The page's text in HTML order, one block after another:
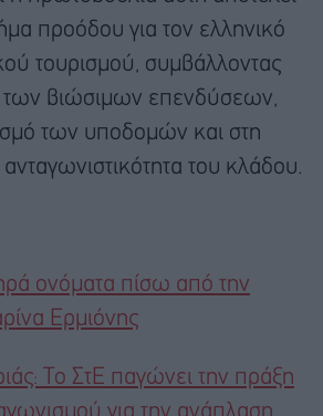
προόδου για τον ελληνικό
τουρισμού, συμβάλλοντας
των βιώσιμων επενδύσεων,
των υποδομών και στη
του κλάδου.
ονόματα πίσω από την
Ερμιόνης
Το ΣτΕ παγώνει την πράξη